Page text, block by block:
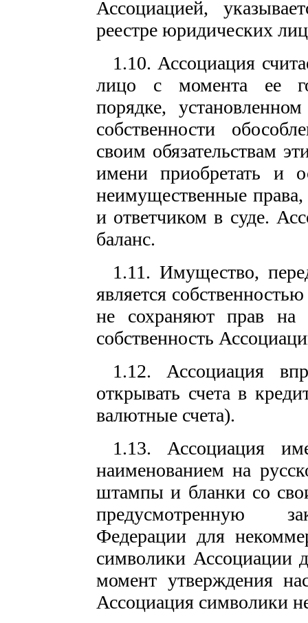
Ассоциацией,
реестре юридических
1.10. Ассоциация
лицо с момента ее
порядке,
собственности
своим обязательствам
имени приобретать и
неимущественные
и ответчиком в суде.
баланс.
1.11. Имущество,
является
не сохраняют прав на
собственность
1.12. Ассоциация
открывать счета в
валютные счета).
1.13. Ассоциация
наименованием на
штампы и бланки со
предусмотренную
Федерации для
символики Ассоциации
момент утверждения
Ассоциация символики